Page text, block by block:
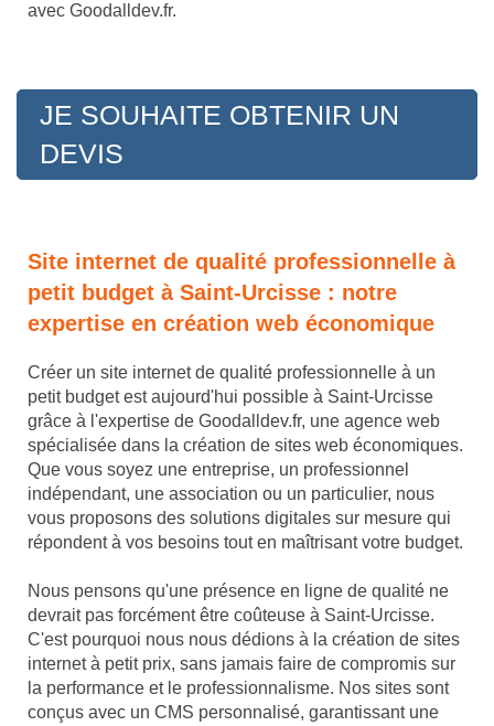
avec Goodalldev.fr.
JE SOUHAITE OBTENIR UN
DEVIS
Site internet de qualité professionnelle à
petit budget à Saint-Urcisse : notre
expertise en création web économique
Créer un site internet de qualité professionnelle à un
petit budget est aujourd'hui possible à Saint-Urcisse
grâce à l'expertise de Goodalldev.fr, une agence web
spécialisée dans la création de sites web économiques.
Que vous soyez une entreprise, un professionnel
indépendant, une association ou un particulier, nous
vous proposons des solutions digitales sur mesure qui
répondent à vos besoins tout en maîtrisant votre budget.
Nous pensons qu'une présence en ligne de qualité ne
devrait pas forcément être coûteuse à Saint-Urcisse.
C'est pourquoi nous nous dédions à la création de sites
internet à petit prix, sans jamais faire de compromis sur
la performance et le professionnalisme. Nos sites sont
conçus avec un CMS personnalisé, garantissant une